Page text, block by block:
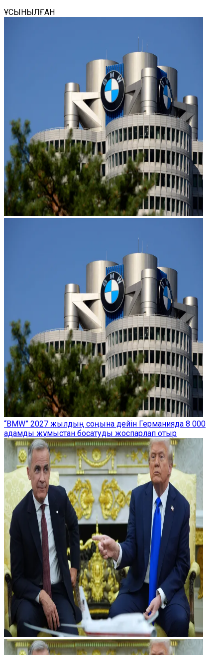
ҰСЫНЫЛҒАН
“BMW” 2027 жылдың соңына дейін Германияда 8 000
адамды жұмыстан босатуды жоспарлап отыр